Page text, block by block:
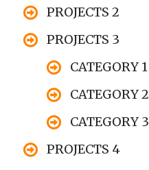
PROJECTS 2
PROJECTS 3
CATEGORY 1
CATEGORY 2
CATEGORY 3
PROJECTS 4